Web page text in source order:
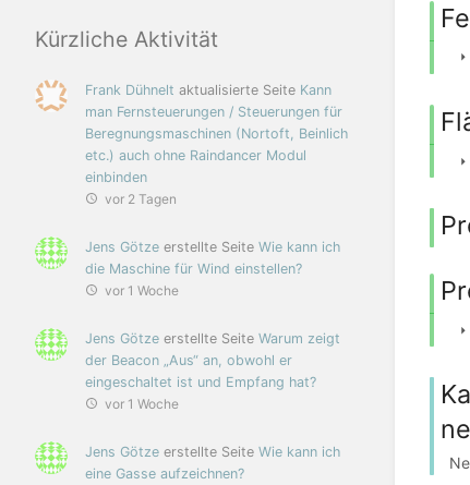
Kürzliche Aktivität
Frank Dühnelt aktualisierte Seite Kann
man Fernsteuerungen / Steuerungen für
Beregnungsmaschinen (Nortoft, Beinlich
etc.) auch ohne Raindancer Modul
einbinden
vor 2 Tagen
Jens Götze erstellte Seite Wie kann ich
die Maschine für Wind einstellen?
vor 1 Woche
Jens Götze erstellte Seite Warum zeigt
der Beacon „Aus“ an, obwohl er
eingeschaltet ist und Empfang hat?
vor 1 Woche
Jens Götze erstellte Seite Wie kann ich
eine Gasse aufzeichnen?